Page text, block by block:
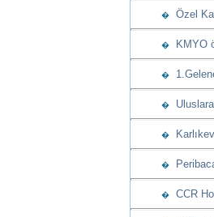
� Özel
� KMYO
�
�
�
�
� CCR